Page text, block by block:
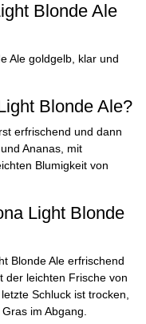
Blonde Ale
Ale goldgelb, klar und
Blonde Ale?
erfrischend und dann
Ananas, mit
Blumigkeit von
Light Blonde
Blonde Ale erfrischend
der leichten Frische von
Schluck ist trocken,
im Abgang.